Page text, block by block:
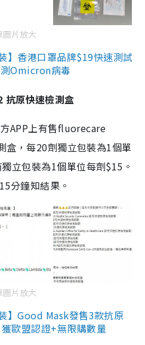
圖片放大
】香港口罩品牌$19快速測試
Omicron病毒
原快速檢測盒
APP上有售fluorecare
盒，每20劑獨立包裝為1個單
立包裝為1個單位每劑$15。
分鐘知結果。
圖片放大
】Good Mask發售3款抗原
歐盟認證+無限購數量